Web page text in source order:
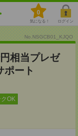
0
気になる！ ログイン
No.NSGCB01_KJQO
相当プレゼ
ポート
OK